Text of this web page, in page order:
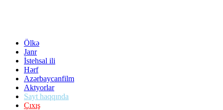
Ölkə
Janr
İstehsal ili
Hərf
Azərbaycanfilm
Aktyorlar
Sayt haqqında
Çıxış